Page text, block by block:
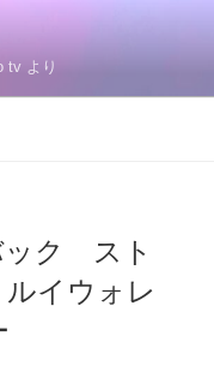
tv より
ック スト
イウォレ